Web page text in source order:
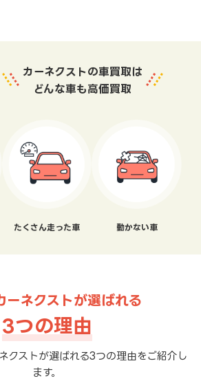
カーネクストの車買取は
どんな車も高価買取
たくさん走った車 動かない車
ーネクストが選ばれる
3つの理由
クストが選ばれる3つの理由をご紹介し
ます。